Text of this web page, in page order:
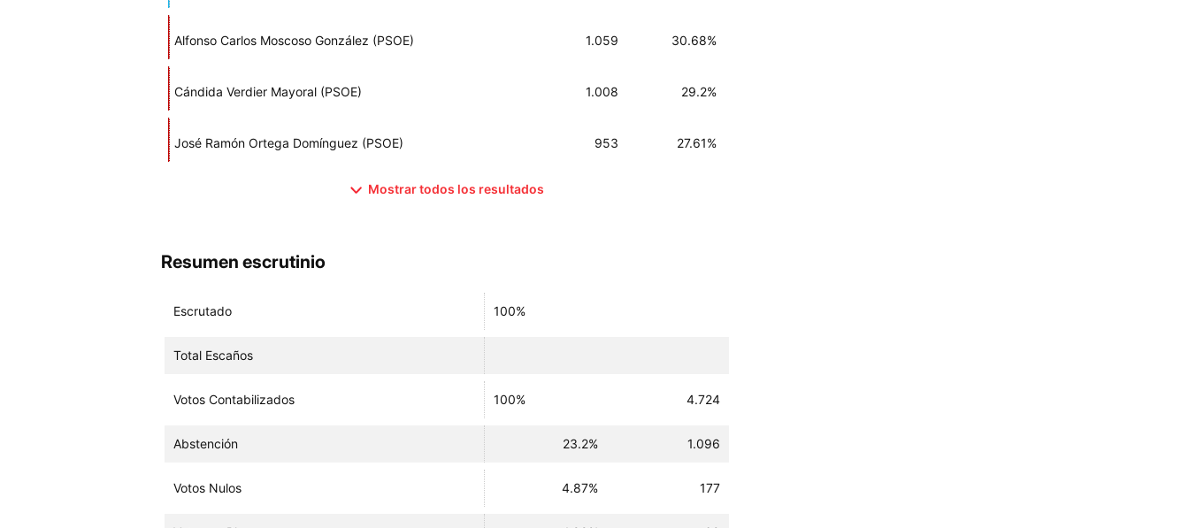
Alfonso Carlos Moscoso González (PSOE) 1.059 30.68%
Cándida Verdier Mayoral (PSOE) 1.008 29.2%
José Ramón Ortega Domínguez (PSOE) 953 27.61%
Mostrar todos los resultados
Resumen escrutinio
Escrutado 100%
Total Escaños
Votos Contabilizados 100% 4.724
Abstención 23.2% 1.096
Votos Nulos 4.87% 177